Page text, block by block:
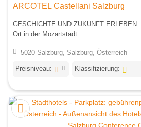
ARCOTEL Castellani Salzburg
GESCHICHTE UND ZUKUNFT ERLEBEN
Ort in der Mozartstadt.
5020 Salzburg, Salzburg, Österreich
Preisniveau: Klassifizierung: